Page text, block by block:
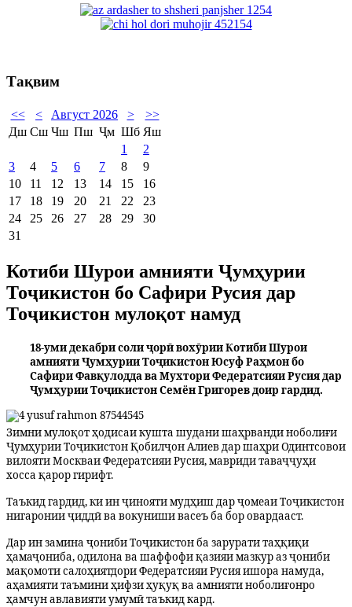
Тақвим
<< < Август 2026 >
>>
Дш Сш Чш Пш Ҷм Шб Яш
1
2
3
4 5 6 7 8
9
10
11 12 13 14 15
16
17
18 19 20 21 22
23
24
25 26 27 28 29
30
31
Котиби Шурои амнияти Ҷумҳурии
Тоҷикистон бо Сафири Русия дар
Тоҷикистон мулоқот намуд
18-уми декабри соли ҷорӣ вохӯрии Котиби Шурои
амнияти Ҷумҳурии Тоҷикистон Юсуф Раҳмон бо
Сафири Фавқулодда ва Мухтори Федератсияи Русия дар
Ҷумҳурии Тоҷикистон Семён Григорев доир гардид.
Зимни мулоқот ҳодисаи кушта шудани шаҳрванди ноболиғи
Ҷумҳурии Тоҷикистон Қобилҷон Алиев дар шаҳри Одинтсовои
вилояти Москваи Федератсияи Русия, мавриди таваҷҷуҳи
хосса қарор гирифт.
Таъкид гардид, ки ин ҷинояти мудҳиш дар ҷомеаи Тоҷикистон
нигаронии ҷиддӣ ва вокуниши васеъ ба бор овардааст.
Дар ин замина ҷониби Тоҷикистон ба зарурати таҳқиқи
ҳамаҷониба, одилона ва шаффофи қазияи мазкур аз ҷониби
мақомоти салоҳиятдори Федератсияи Русия ишора намуда,
аҳамияти таъмини ҳифзи ҳуқуқ ва амнияти ноболиғонро
ҳамчун авлавияти умумӣ таъкид кард.